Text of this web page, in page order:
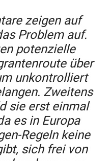
zeigen auf
Problem auf.
potenzielle
über
unkontrolliert
Zweitens
sie erst einmal
es in Europa
Regeln keine
sich frei von